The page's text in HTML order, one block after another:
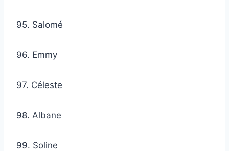
95. Salomé
96. Emmy
97. Céleste
98. Albane
99. Soline